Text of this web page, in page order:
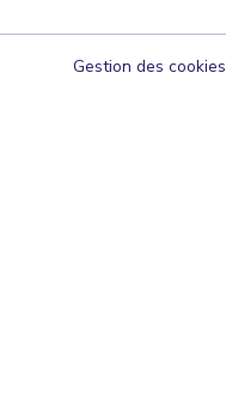
Gestion des cookies